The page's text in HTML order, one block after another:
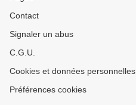
Contact
Signaler un abus
C.G.U.
Cookies et données personnelles
Préférences cookies